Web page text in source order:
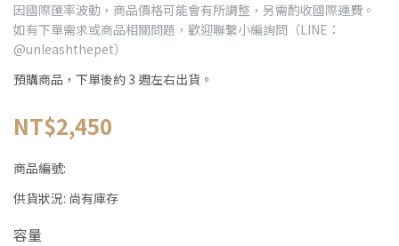
因國際匯率波動，商品價格可能會有所調整，另需酌收國際運費。
如有下單需求或商品相關問題，歡迎聯繫小編詢問（LINE：
@unleashthepet）
預購商品，下單後約 3 週左右出貨。
NT$2,450
商品編號:
供貨狀況: 尚有庫存
容量